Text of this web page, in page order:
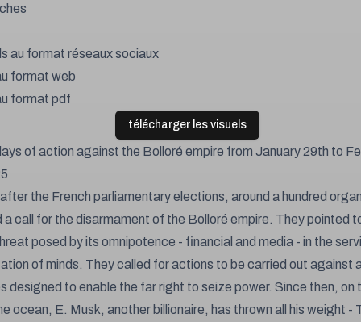
au format réseaux sociaux
format web
format pdf
télécharger les visuels
of action against the Bolloré empire from January 29th to
the French parliamentary elections, around a hundred
a call for the disarmament of the Bolloré empire. They pointed
posed by its omnipotence - financial and media - in the
of minds. They called for actions to be carried out against
designed to enable the far right to seize power. Since then, on
ocean, E. Musk, another billionaire, has thrown all his weight -